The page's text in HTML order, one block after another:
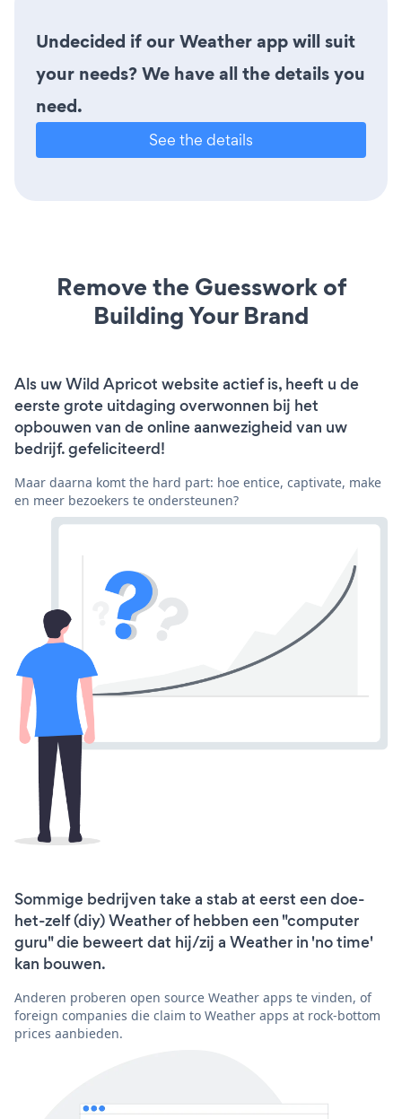
Undecided if our Weather app will suit
your needs? We have all the details you
need.
See the details
Remove the Guesswork of
Building Your Brand
Als uw Wild Apricot website actief is, heeft u de
eerste grote uitdaging overwonnen bij het
opbouwen van de online aanwezigheid van uw
bedrijf. gefeliciteerd!
Maar daarna komt the hard part: hoe entice, captivate, make
en meer bezoekers te ondersteunen?
Sommige bedrijven take a stab at eerst een doe-
het-zelf (diy) Weather of hebben een "computer
guru" die beweert dat hij/zij a Weather in 'no time'
kan bouwen.
Anderen proberen open source Weather apps te vinden, of
foreign companies die claim to Weather apps at rock-bottom
prices aanbieden.